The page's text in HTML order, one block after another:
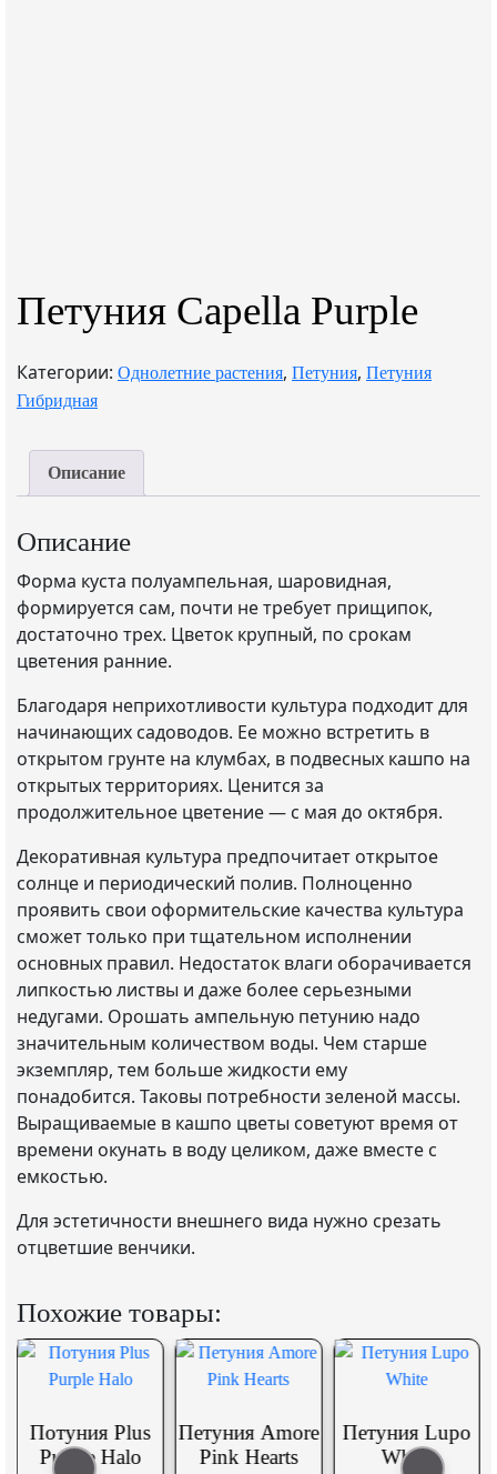
Петуния Capella Purple
Категории: Однолетние растения, Петуния, Петуния
Гибридная
Описание
Описание
Форма куста полуампельная, шаровидная,
формируется сам, почти не требует прищипок,
достаточно трех. Цветок крупный, по срокам
цветения ранние.
Благодаря неприхотливости культура подходит для
начинающих садоводов. Ее можно встретить в
открытом грунте на клумбах, в подвесных кашпо на
открытых территориях. Ценится за
продолжительное цветение — с мая до октября.
Декоративная культура предпочитает открытое
солнце и периодический полив. Полноценно
проявить свои оформительские качества культура
сможет только при тщательном исполнении
основных правил. Недостаток влаги оборачивается
липкостью листвы и даже более серьезными
недугами. Орошать ампельную петунию надо
значительным количеством воды. Чем старше
экземпляр, тем больше жидкости ему
понадобится. Таковы потребности зеленой массы.
Выращиваемые в кашпо цветы советуют время от
времени окунать в воду целиком, даже вместе с
емкостью.
Для эстетичности внешнего вида нужно срезать
отцветшие венчики.
Похожие товары:
Потуния Plus
Purple Halo
Петуния Amore
Pink Hearts
Петуния Lupo
White